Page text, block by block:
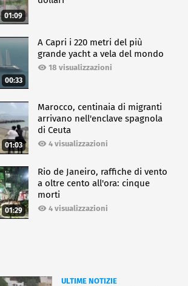
01:09
00:33
A Capri i 220 metri del più
grande yacht a vela del mondo
18 visualizzazioni
01:03
Marocco, centinaia di migranti
arrivano nell'enclave spagnola
di Ceuta
4 visualizzazioni
01:29
Rio de Janeiro, raffiche di vento
a oltre cento all'ora: cinque
morti
4 visualizzazioni
ULTIME NOTIZIE